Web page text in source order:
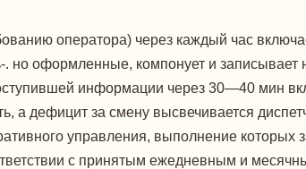
опера­тора) через каждый час
но оформленные, компонует и записывает
ин­формации через 30—40 мин
а дефицит за смену высвечивается
управления, выполнение которых
с принятым ежедневным и